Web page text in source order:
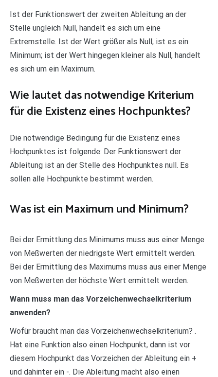
Ist der Funktionswert der zweiten Ableitung an der
Stelle ungleich Null, handelt es sich um eine
Extremstelle. Ist der Wert größer als Null, ist es ein
Minimum; ist der Wert hingegen kleiner als Null, handelt
es sich um ein Maximum.
Wie lautet das notwendige Kriterium
für die Existenz eines Hochpunktes?
Die notwendige Bedingung für die Existenz eines
Hochpunktes ist folgende: Der Funktionswert der
Ableitung ist an der Stelle des Hochpunktes null. Es
sollen alle Hochpunkte bestimmt werden.
Was ist ein Maximum und Minimum?
Bei der Ermittlung des Minimums muss aus einer Menge
von Meßwerten der niedrigste Wert ermittelt werden.
Bei der Ermittlung des Maximums muss aus einer Menge
von Meßwerten der höchste Wert ermittelt werden.
Wann muss man das Vorzeichenwechselkriterium
anwenden?
Wofür braucht man das Vorzeichenwechselkriterium? .
Hat eine Funktion also einen Hochpunkt, dann ist vor
diesem Hochpunkt das Vorzeichen der Ableitung ein +
und dahinter ein -. Die Ableitung macht also einen